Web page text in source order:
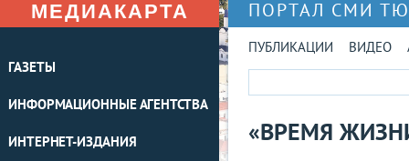
МЕДИАКАРТА
ГАЗЕТЫ
ИНФОРМАЦИОННЫЕ АГЕНТСТВА
ИНТЕРНЕТ-ИЗДАНИЯ
ПОРТАЛ СМИ
ПУБЛИКАЦИИ ВИДЕО
«ВРЕМЯ